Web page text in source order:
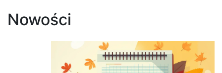
Nowości